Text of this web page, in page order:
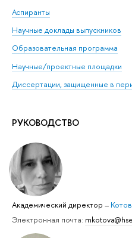
Аспиранты
Научные доклады выпускников
Образовательная программа
Научные/проектные площадки
Диссертации, защищенные в
РУКОВОДСТВО
Академический директор –
Электронная почта: